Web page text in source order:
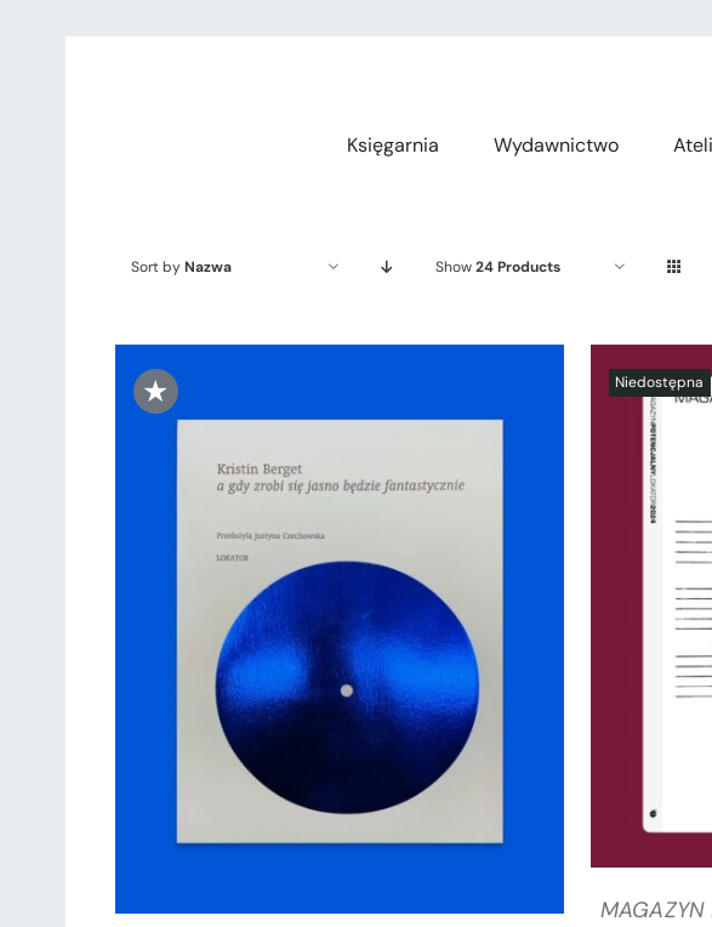
Księgarnia
Wydawnictwo
Sort byNazwa Show24 Products
★
DODAJ DO KOSZYKA / SZCZEGÓŁY